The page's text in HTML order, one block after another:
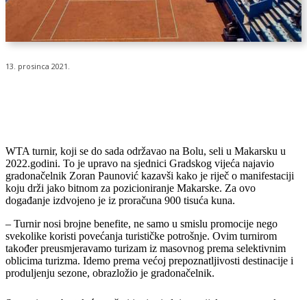
13. prosinca 2021.
WTA turnir, koji se do sada održavao na Bolu, seli u Makarsku u
2022.godini. To je upravo na sjednici Gradskog vijeća najavio
gradonačelnik Zoran Paunović kazavši kako je riječ o manifestaciji
koju drži jako bitnom za pozicioniranje Makarske. Za ovo
događanje izdvojeno je iz proračuna 900 tisuća kuna.
– Turnir nosi brojne benefite, ne samo u smislu promocije nego
svekolike koristi povećanja turističke potrošnje. Ovim turnirom
također preusmjeravamo turizam iz masovnog prema selektivnim
oblicima turizma. Idemo prema većoj prepoznatljivosti destinacije i
produljenju sezone, obrazložio je gradonačelnik.